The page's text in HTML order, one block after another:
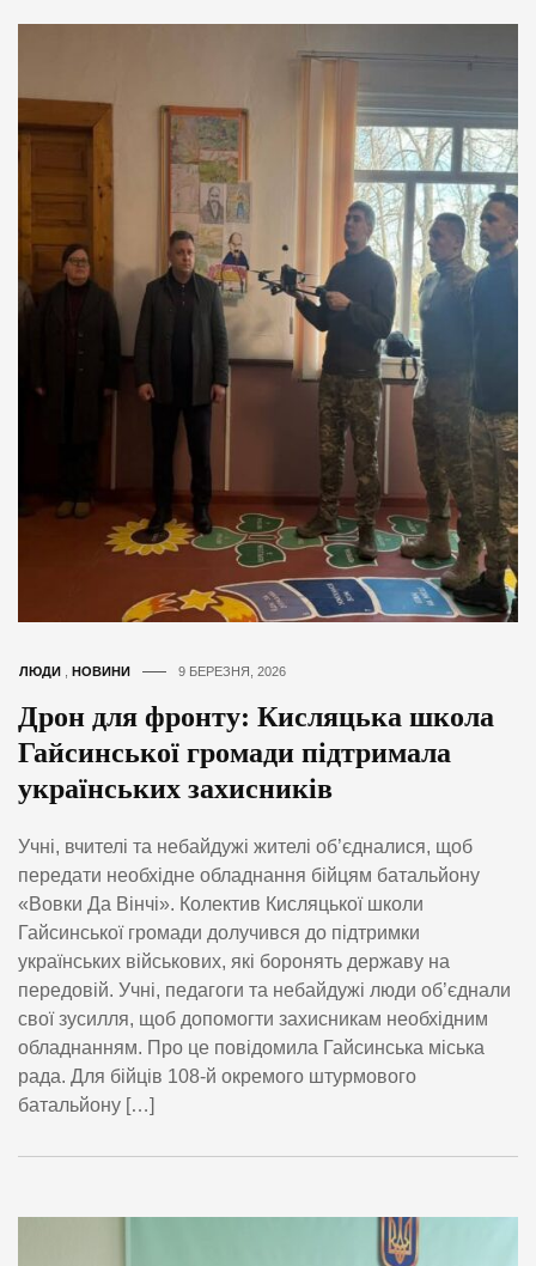
ЛЮДИ НОВИНИ 9 БЕРЕЗНЯ, 2026
Дрон для фронту: Кисляцька школа
Гайсинської громади підтримала
українських захисників
Учні, вчителі та небайдужі жителі об’єдналися, щоб
передати необхідне обладнання бійцям батальйону
«Вовки Да Вінчі». Колектив Кисляцької школи
Гайсинської громади долучився до підтримки
українських військових, які боронять державу на
передовій. Учні, педагоги та небайдужі люди об’єднали
свої зусилля, щоб допомогти захисникам необхідним
обладнанням. Про це повідомила Гайсинська міська
рада. Для бійців 108-й окремого штурмового
батальйону […]